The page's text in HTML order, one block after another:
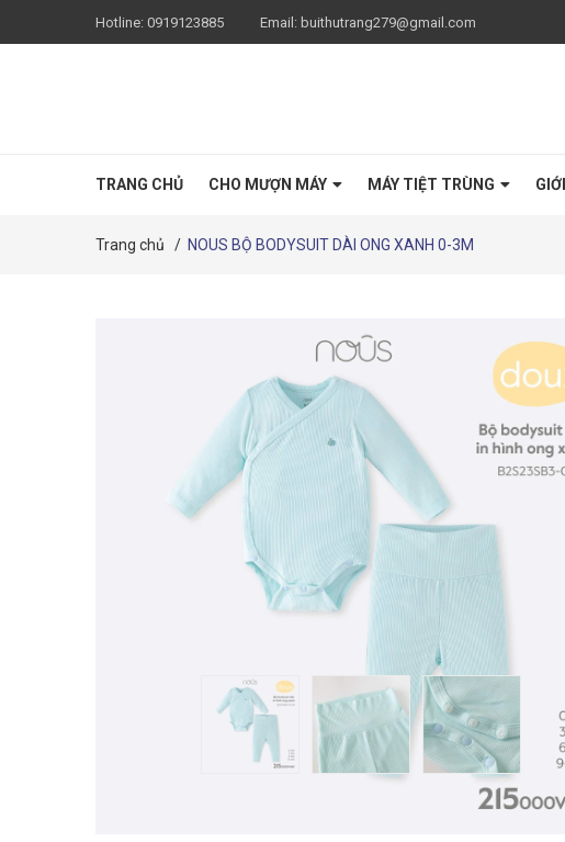
Hotline: 0919123885 Email: buithutrang279@gmail.com
TRANG CHỦ CHO MƯỢN MÁY MÁY TIỆT TRÙNG
Trang chủ / NOUS BỘ BODYSUIT DÀI ONG XANH 0-3M